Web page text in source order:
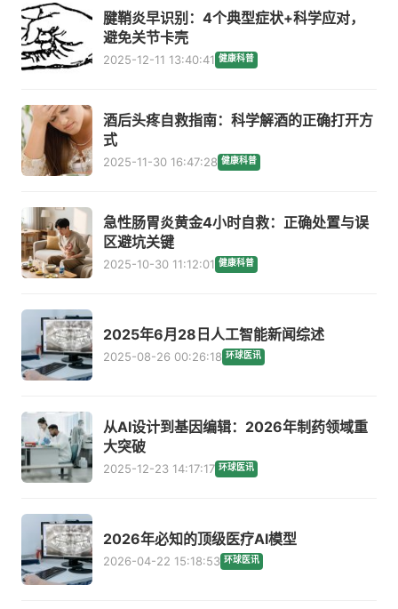
腱鞘炎早识别：4个典型症状+科学应对，
避免关节卡壳
2025-12-11 13:40:41 健康科普
酒后头疼自救指南：科学解酒的正确打开方
式
2025-11-30 16:47:28 健康科普
急性肠胃炎黄金4小时自救：正确处置与误
区避坑关键
2025-10-30 11:12:01 健康科普
2025年6月28日人工智能新闻综述
2025-08-26 00:26:18 环球医讯
从AI设计到基因编辑：2026年制药领域重
大突破
2025-12-23 14:17:17 环球医讯
2026年必知的顶级医疗AI模型
2026-04-22 15:18:53 环球医讯